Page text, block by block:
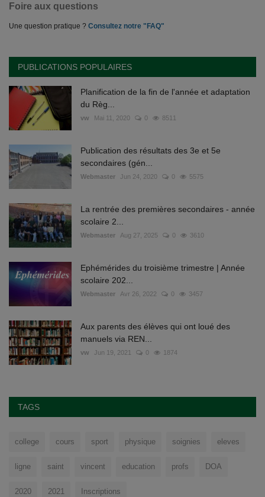
Foire aux questions
Une question pratique ? Consultez notre "FAQ"
PUBLICATIONS POPULAIRES
Planification de la fin de l'année et adaptation
du Règ...
vw Mai 11, 2020 0 8511
Publication des résultats des 3e et 5e
secondaires (gén...
Webmaster Jun 24, 2020 0 5575
La rentrée des premières secondaires - année
scolaire 2...
Webmaster Aug 27, 2025 0 3610
Ephémérides du troisième trimestre | Année
scolaire 202...
Webmaster Avr 26, 2022 0 3457
Aux parents des élèves qui ont loué des
manuels via REN...
vw Jun 19, 2021 0 1874
TAGS
college cours sport physique soignies eleves
ligne saint vincent education profs DOA
2020 2021 Inscriptions